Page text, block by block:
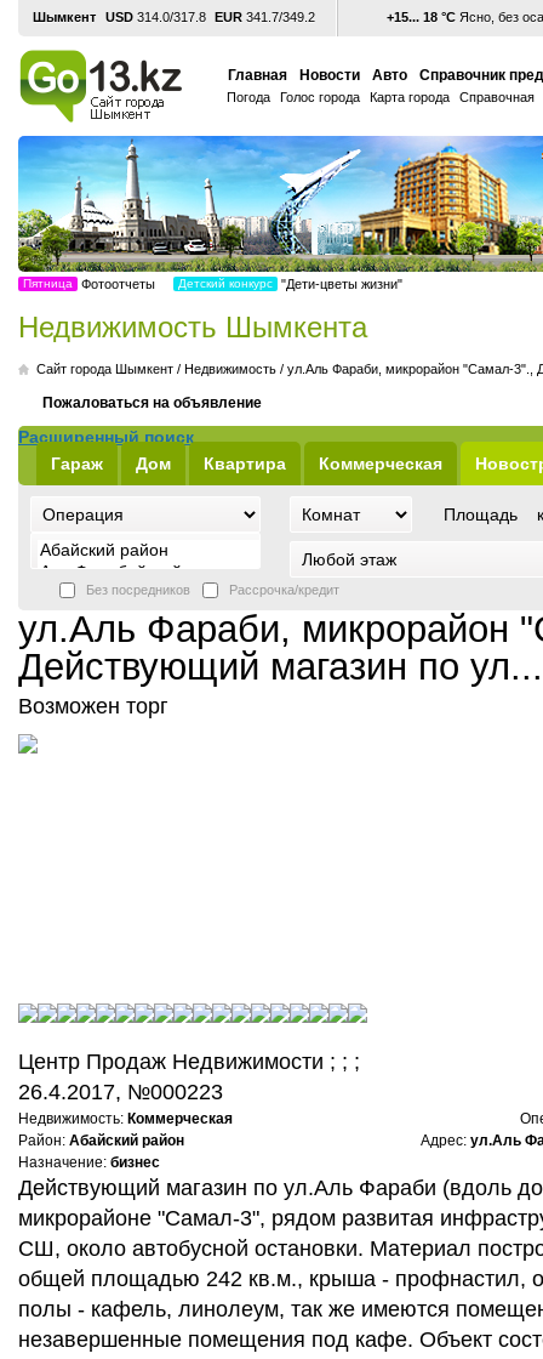
Шымкент USD 314.0/317.8 EUR 341.7/349.2 +15... 18 °С Ясно, без
Главная Новости Авто Справочник
Погода Голос города Карта города Справочная
Пятница Фотоотчеты Детский конкурс "Дети-цветы жизни"
Недвижимость Шымкента
Cайт города Шымкент / Недвижимость / ул.Аль Фараби, микрорайон "Самал-3".,
Пожаловаться на объявление
Гараж Дом Квартира Коммерческая
Расширенный поиск
Площадь
Без посредников Рассрочка/кредит
ул.Аль Фараби, микрорайон
Действующий магазин по ул...
Возможен торг
Центр Продаж Недвижимости ; ; ;
26.4.2017, №000223
Недвижимость: Коммерческая
Район: Абайский район Адрес: ул.Аль
Назначение: бизнес
Действующий магазин по ул.Аль Фараби (вдоль
микрорайоне "Самал-3", рядом развитая
СШ, около автобусной остановки. Материал
общей площадью 242 кв.м., крыша - профнастил,
полы - кафель, линолеум, так же имеются
незавершенные помещения под кафе. Объект